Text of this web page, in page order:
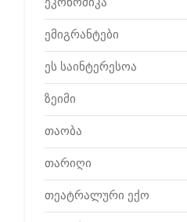
ემიგრანტები
ეს საინტერესოა
ზეიმი
თაობა
თარიღი
თეატრალური ექო